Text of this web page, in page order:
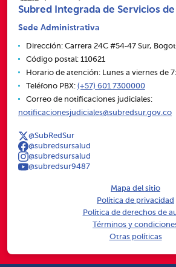
Subred Integrada de Servicios de
Sede Administrativa
Dirección: Carrera 24C #54‑47 Sur,
Código postal: 110621
Horario de atención: Lunes a viernes de
Teléfono PBX: (+57) 601 7300000
Correo de notificaciones judiciales:
notificacionesjudiciales@subredsur.gov.co
@SubRedSur
@subredsursalud
@subredsursalud
@subredsur9487
Mapa del sitio
Política de privacidad
Política de derechos de
Términos y
Otras políticas